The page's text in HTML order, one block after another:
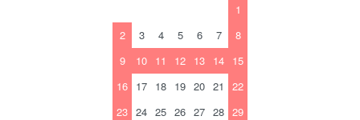
1
2
3 4 5 6 7
8
9
10 11 12 13 14 15
16 17 18 19 20 21
22
23 24 25 26 27 28 29